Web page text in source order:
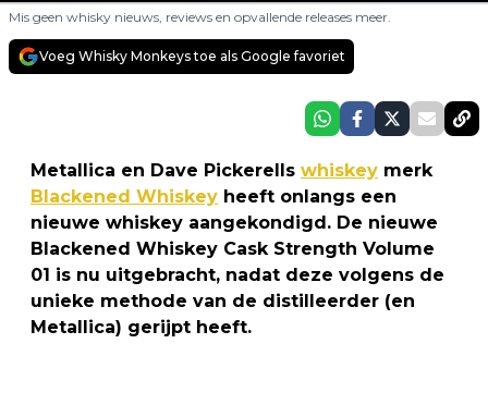
Mis geen whisky nieuws, reviews en opvallende releases meer.
Voeg Whisky Monkeys toe als Google favoriet
Metallica en Dave Pickerells whiskey merk
Blackened Whiskey heeft onlangs een
nieuwe whiskey aangekondigd. De nieuwe
Blackened Whiskey Cask Strength Volume
01 is nu uitgebracht, nadat deze volgens de
unieke methode van de distilleerder (en
Metallica) gerijpt heeft.